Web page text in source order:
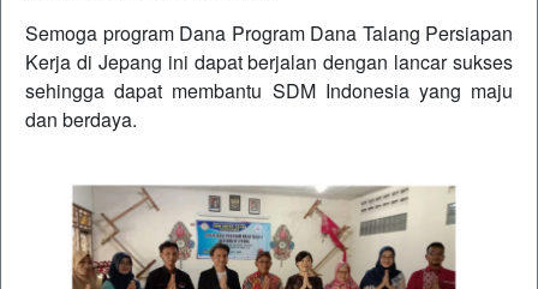
Semoga program Dana Program Dana Talang Persiapan
Kerja di Jepang ini dapat berjalan dengan lancar sukses
sehingga dapat membantu SDM Indonesia yang maju
dan berdaya.